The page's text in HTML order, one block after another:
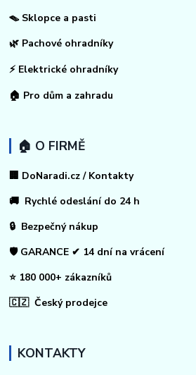
🪤 Sklopce a pasti
🌿 Pachové ohradníky
⚡ Elektrické ohradníky
🏠 Pro dům a zahradu
🏠 O FIRMĚ
🏢 DoNaradi.cz / Kontakty
🚚 Rychlé odeslání do 24 h
🔒 Bezpečný nákup
🛡️ GARANCE ✔ 14 dní na vrácení
⭐ 180 000+ zákazníků
🇨🇿 Český prodejce
KONTAKTY